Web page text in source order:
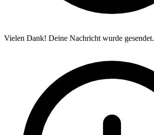
Vielen Dank! Deine Nachricht wurde gesendet.